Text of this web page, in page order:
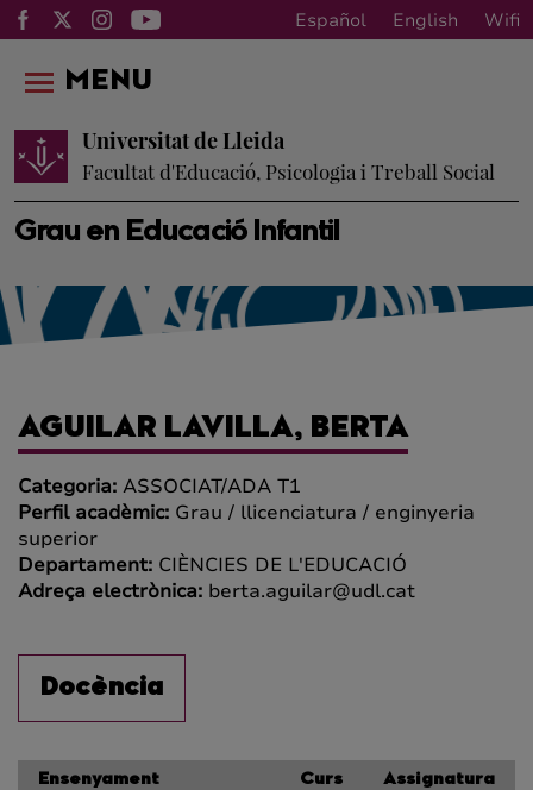
Español English Wifi
Grau en Educació Infantil
Universitat de Lleida
Facultat d'Educació, Psicologia i Treball Social
MENU
AGUILAR LAVILLA, BERTA
Categoria: ASSOCIAT/ADA T1
Perfil acadèmic: Grau / llicenciatura / enginyeria
superior
Departament: CIÈNCIES DE L'EDUCACIÓ
Adreça electrònica: berta.aguilar@udl.cat
Docència
Ensenyament Curs Assignatura